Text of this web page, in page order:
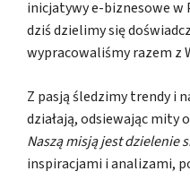
inicjatywy e-biznesowe w
dziś dzielimy się
wypracowaliśmy razem z
Z pasją śledzimy trendy i
działają, odsiewając mity
Naszą misją jest dzielenie
inspiracjami i analizami,